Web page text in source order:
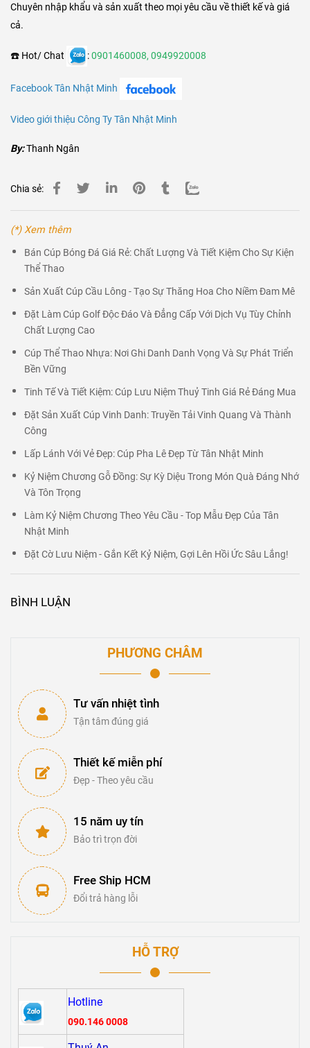
Chuyên nhập khẩu và sản xuất theo mọi yêu cầu về thiết kế và giá
cả.
☎️ Hot/ Chat :0901460008, 0949920008
Facebook Tân Nhật Minh
Video giới thiệu Công TyTân Nhật Minh
By:Thanh Ngân
Chia sẻ:
(*) Xem thêm
Bán Cúp Bóng Đá Giá Rẻ: Chất Lượng Và Tiết Kiệm Cho Sự Kiện
Thể Thao
Sản Xuất Cúp Cầu Lông - Tạo Sự Thăng Hoa Cho Niềm Đam Mê
Đặt Làm Cúp Golf Độc Đáo Và Đẳng Cấp Với Dịch Vụ Tùy Chỉnh
Chất Lượng Cao
Cúp Thể Thao Nhựa: Nơi Ghi Danh Danh Vọng Và Sự Phát Triển
Bền Vững
Tinh Tế Và Tiết Kiệm: Cúp Lưu Niệm Thuỷ Tinh Giá Rẻ Đáng Mua
Đặt Sản Xuất Cúp Vinh Danh: Truyền Tải Vinh Quang Và Thành
Công
Lấp Lánh Với Vẻ Đẹp: Cúp Pha Lê Đẹp Từ Tân Nhật Minh
Kỷ Niệm Chương Gỗ Đồng: Sự Kỳ Diệu Trong Món Quà Đáng Nhớ
Và Tôn Trọng
Làm Kỷ Niệm Chương Theo Yêu Cầu - Top Mẫu Đẹp Của Tân
Nhật Minh
Đặt Cờ Lưu Niệm - Gắn Kết Kỷ Niệm, Gợi Lên Hồi Ức Sâu Lắng!
BÌNH LUẬN
PHƯƠNG CHÂM
Tư vấn nhiệt tình
Tận tâm đúng giá
Thiết kế miễn phí
Đẹp - Theo yêu cầu
15 năm uy tín
Bảo trì trọn đời
Free Ship HCM
Đổi trả hàng lỗi
HỖ TRỢ
Hotline
090.146 0008